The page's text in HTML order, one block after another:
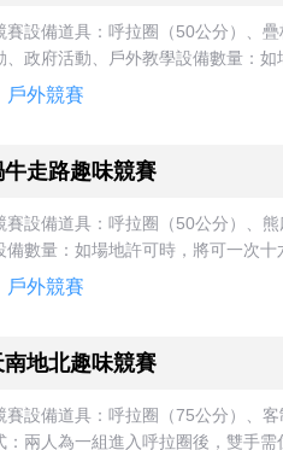
賽設備道具：呼拉圈（50公分）、
政府活動、戶外教學設備數量：
戶外競賽
牛走路趣味競賽
賽設備道具：呼拉圈（50公分）、
數量：如場地許可時，將可一次
戶外競賽
南地北趣味競賽
賽設備道具：呼拉圈（75公分）、
：兩人為一組進入呼拉圈後，雙手